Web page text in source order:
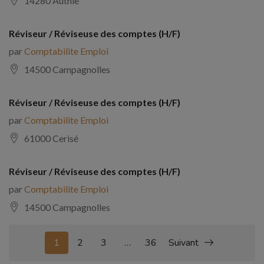
Réviseur / Réviseuse des comptes (H/F)
parComptabilite Emploi
14500 Campagnolles
Réviseur / Réviseuse des comptes (H/F)
parComptabilite Emploi
61000 Cerisé
Réviseur / Réviseuse des comptes (H/F)
parComptabilite Emploi
14500 Campagnolles
1 2 3 … 36 Suivant